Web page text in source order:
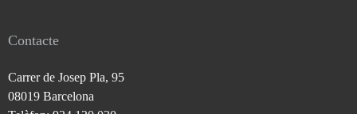
Contacte
Carrer de Josep Pla, 95
08019 Barcelona